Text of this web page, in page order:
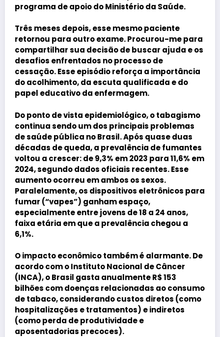
programa de apoio do Ministério da Saúde.
Três meses depois, esse mesmo paciente
retornou para outro exame. Procurou-me para
compartilhar sua decisão de buscar ajuda e os
desafios enfrentados no processo de
cessação. Esse episódio reforça a importância
do acolhimento, da escuta qualificada e do
papel educativo da enfermagem.
Do ponto de vista epidemiológico, o tabagismo
continua sendo um dos principais problemas
de saúde pública no Brasil. Após quase duas
décadas de queda, a prevalência de fumantes
voltou a crescer: de 9,3% em 2023 para 11,6% em
2024, segundo dados oficiais recentes. Esse
aumento ocorreu em ambos os sexos.
Paralelamente, os dispositivos eletrônicos para
fumar (“vapes”) ganham espaço,
especialmente entre jovens de 18 a 24 anos,
faixa etária em que a prevalência chegou a
6,1%.
O impacto econômico também é alarmante. De
acordo com o Instituto Nacional de Câncer
(INCA), o Brasil gasta anualmenteR$ 153
bilhões com doenças relacionadas ao consumo
de tabaco, considerando custos diretos (como
hospitalizações e tratamentos) e indiretos
(como perda de produtividade e
aposentadorias precoces).